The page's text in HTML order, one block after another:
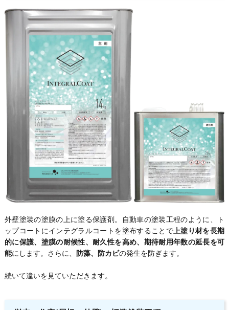
外壁塗装の塗膜の上に塗る保護剤。自動車の塗装工程のように、ト
ップコートにインテグラルコートを塗布することで上塗り材を長期
的に保護、塗膜の耐候性、耐久性を高め、期待耐用年数の延長を可
能にします。さらに、 防藻、防カビの発生を防ぎます。
続いて違いを見ていただきます。